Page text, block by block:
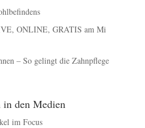
ONLINE, GRATIS am Mi
– So gelingt die Zahnpflege
in den Medien
im Focus